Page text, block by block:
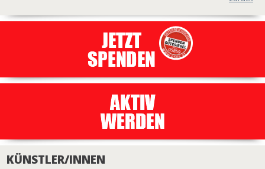
KÜNSTLER/INNEN